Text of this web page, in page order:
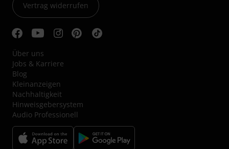
Vertrag widerrufen
Über uns
Jobs & Karriere
Blog
Kleinanzeigen
Nachhaltigkeit
Hinweisgebersystem
Audio Professionell